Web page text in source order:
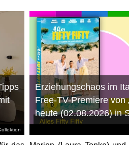
Erziehungschaos im
Free-TV-Premiere von
heute (02.08.2026) in